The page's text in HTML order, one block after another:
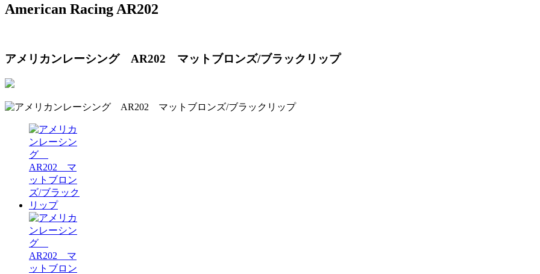
American Racing AR202
アメリカンレーシング AR202 マットブロンズ/ブラックリップ